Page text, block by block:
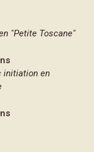
"Petite Toscane"
initiation en